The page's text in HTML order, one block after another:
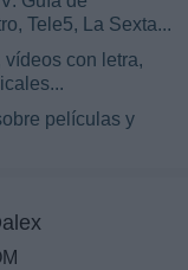
Tele5, La Sexta...
vídeos con letra,
películas y